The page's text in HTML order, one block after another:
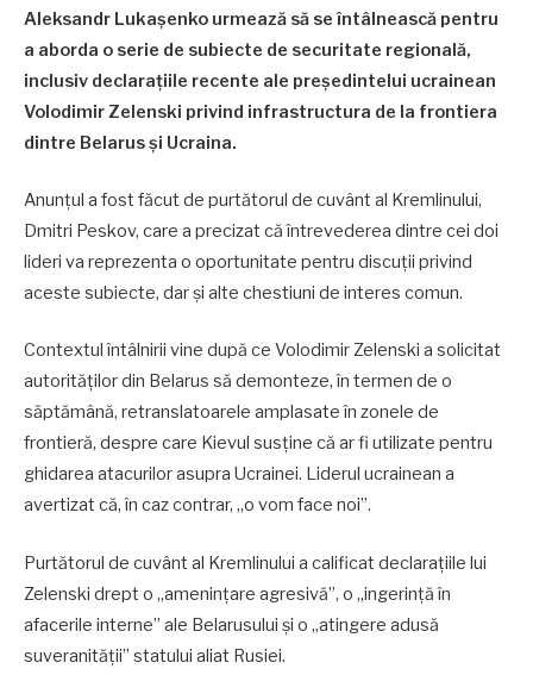
Aleksandr Lukașenko urmează să se întâlnească pentru
a aborda o serie de subiecte de securitate regională,
inclusiv declarațiile recente ale președintelui ucrainean
Volodimir Zelenski privind infrastructura de la frontiera
dintre Belarus și Ucraina.
Anunțul a fost făcut de purtătorul de cuvânt al Kremlinului,
Dmitri Peskov, care a precizat că întrevederea dintre cei doi
lideri va reprezenta o oportunitate pentru discuții privind
aceste subiecte, dar și alte chestiuni de interes comun.
Contextul întâlnirii vine după ce Volodimir Zelenski a solicitat
autorităților din Belarus să demonteze, în termen de o
săptămână, retranslatoarele amplasate în zonele de
frontieră, despre care Kievul susține că ar fi utilizate pentru
ghidarea atacurilor asupra Ucrainei. Liderul ucrainean a
avertizat că, în caz contrar, „o vom face noi”.
Purtătorul de cuvânt al Kremlinului a calificat declarațiile lui
Zelenski drept o „amenințare agresivă”, o „ingerință în
afacerile interne” ale Belarusului și o „atingere adusă
suveranității” statului aliat Rusiei.